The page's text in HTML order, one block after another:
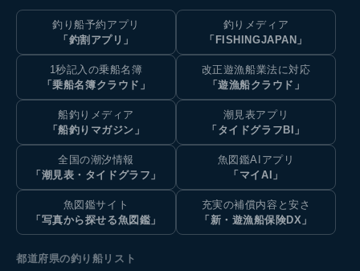
釣り船予約アプリ
「釣割アプリ」
釣りメディア
「FISHINGJAPAN」
1秒記入の乗船名簿
「乗船名簿クラウド」
改正遊漁船業法に対応
「遊漁船クラウド」
船釣りメディア
「船釣りマガジン」
潮見表アプリ
「タイドグラフBI」
全国の潮汐情報
「潮見表・タイドグラフ」
魚図鑑AIアプリ
「マイAI」
魚図鑑サイト
「写真から探せる魚図鑑」
充実の補償内容と安さ
「新・遊漁船保険DX」
都道府県の釣り船リスト